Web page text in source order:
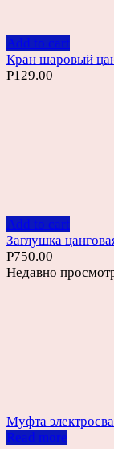
Add to cart
Кран шаровый
Р129.00
Add to cart
Заглушка
Р750.00
Недавно
Муфта
Read more